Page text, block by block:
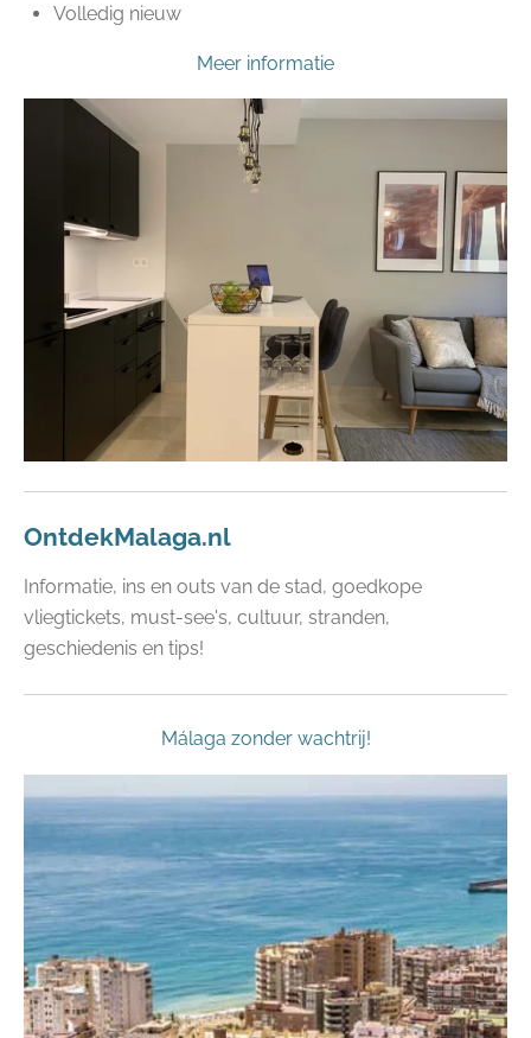
Volledig nieuw
Meer informatie
OntdekMalaga.nl
Informatie, ins en outs van de stad, goedkope
vliegtickets, must-see's, cultuur, stranden,
geschiedenis en tips!
Málaga zonder wachtrij!